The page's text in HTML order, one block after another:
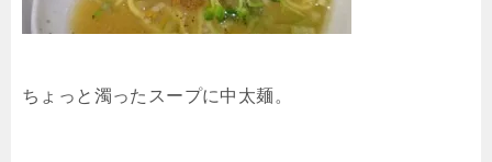
ちょっと濁ったスープに中太麺。